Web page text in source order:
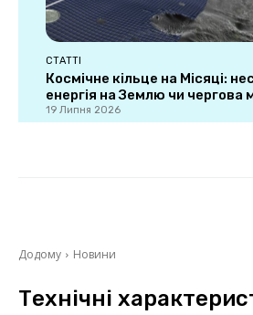
СТАТТІ
Космічне кільце на Місяці:
енергія на Землю чи чергова
19 Липня 2026